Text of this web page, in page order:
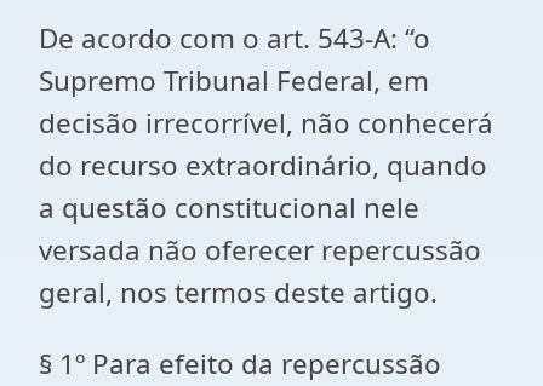
De acordo com o art. 543-A: “o
Supremo Tribunal Federal, em
decisão irrecorrível, não conhecerá
do recurso extraordinário, quando
a questão constitucional nele
versada não oferecer repercussão
geral, nos termos deste artigo.
§ 1º Para efeito da repercussão